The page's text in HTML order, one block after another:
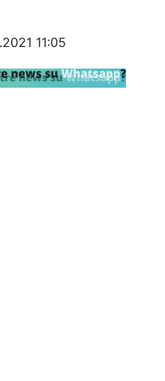
11:05